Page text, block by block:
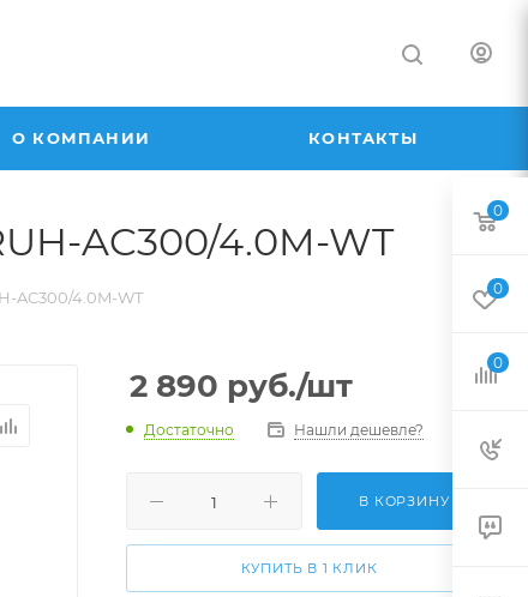
О КОМПАНИИ КОНТАКТЫ
AC300/4.0M-WT
AC300/4.0M-WT
2 890 руб./шт
Достаточно Нашли дешевле?
В КОРЗИНУ
КУПИТЬ В 1 КЛИК
0
0
0